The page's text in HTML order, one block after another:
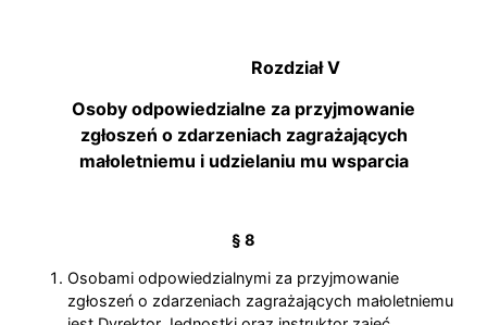
Rozdział V
Osoby odpowiedzialne za przyjmowanie
zgłoszeń o zdarzeniach zagrażających
małoletniemu i udzielaniu mu wsparcia
§ 8
Osobami odpowiedzialnymi za przyjmowanie
zgłoszeń o zdarzeniach zagrażających małoletniemu